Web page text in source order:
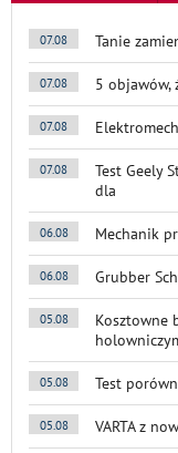
07.08 Tanie
07.08 5 objawów,
07.08
07.08
Test Geely
dla
06.08 Mechanik
06.08 Grubber
05.08
Kosztowne
05.08 Test
05.08 VARTA z